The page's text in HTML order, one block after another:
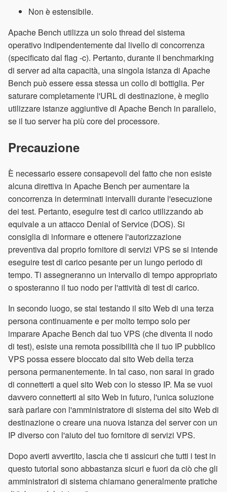
Non è estensibile.
Apache Bench utilizza un solo thread del sistema
operativo indipendentemente dal livello di concorrenza
(specificato dal flag -c). Pertanto, durante il benchmarking
di server ad alta capacità, una singola istanza di Apache
Bench può essere essa stessa un collo di bottiglia. Per
saturare completamente l'URL di destinazione, è meglio
utilizzare istanze aggiuntive di Apache Bench in parallelo,
se il tuo server ha più core del processore.
Precauzione
È necessario essere consapevoli del fatto che non esiste
alcuna direttiva in Apache Bench per aumentare la
concorrenza in determinati intervalli durante l'esecuzione
dei test. Pertanto, eseguire test di carico utilizzando ab
equivale a un attacco Denial of Service (DOS). Si
consiglia di informare e ottenere l'autorizzazione
preventiva dal proprio fornitore di servizi VPS se si intende
eseguire test di carico pesante per un lungo periodo di
tempo. Ti assegneranno un intervallo di tempo appropriato
o sposteranno il tuo nodo per l'attività di test di carico.
In secondo luogo, se stai testando il sito Web di una terza
persona continuamente e per molto tempo solo per
imparare Apache Bench dal tuo VPS (che diventa il nodo
di test), esiste una remota possibilità che il tuo IP pubblico
VPS possa essere bloccato dal sito Web della terza
persona permanentemente. In tal caso, non sarai in grado
di connetterti a quel sito Web con lo stesso IP. Ma se vuoi
davvero connetterti al sito Web in futuro, l'unica soluzione
sarà parlare con l'amministratore di sistema del sito Web di
destinazione o creare una nuova istanza del server con un
IP diverso con l'aiuto del tuo fornitore di servizi VPS.
Dopo averti avvertito, lascia che ti assicuri che tutti i test in
questo tutorial sono abbastanza sicuri e fuori da ciò che gli
amministratori di sistema chiamano generalmente pratiche